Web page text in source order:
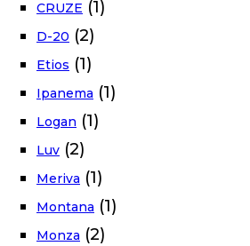
CRUZE (1)
D-20 (2)
Etios (1)
Ipanema (1)
Logan (1)
Luv (2)
Meriva (1)
Montana (1)
Monza (2)